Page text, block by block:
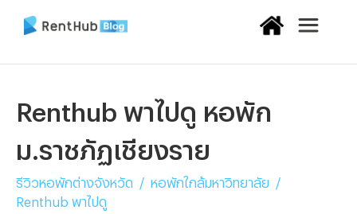
Renthub พาไปดู หอพัก
ม.ราชภัฏเชียงราย
รีวิวหอพักต่างจังหวัด / หอพักใกล้มหาวิทยาลัย
/
Renthub พาไปดู